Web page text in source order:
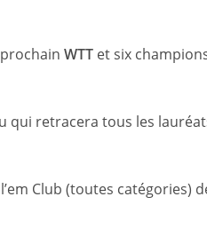
WTT et six
qui retracera tous les
Club (toutes catégories)